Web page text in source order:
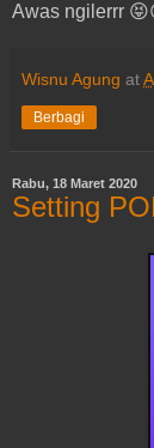
Awas ngilerrr
Wisnu Agung at
Berbagi
Rabu, 18 Maret 2020
Setting